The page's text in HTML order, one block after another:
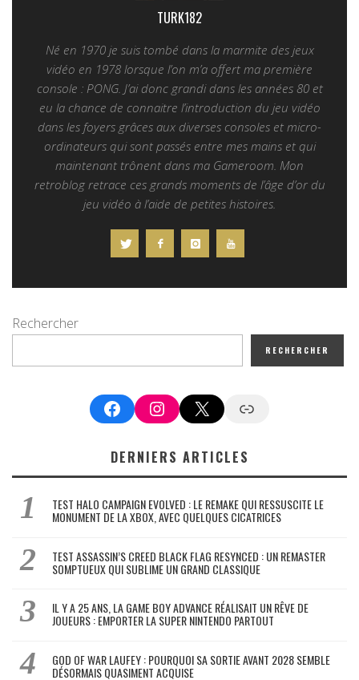
TURK182
Né en 1970 je suis tombé dans la marmite des jeux
vidéo en 1978 lorsque l’on m’a offert ma première
console : PONG. J’ai donc grandi dans les années 80 et
eu la chance de connaitre l’introduction du jeu vidéo
dans les foyers grâces aux diverses consoles et micro-
ordinateurs qui sont passés entre mes mains et qui
maintenant trônent dans ma Gameroom. Mon
retroblog retrace ces grands moments de l’âge d’or du
jeu vidéo à l’aide de petites histoires.
Rechercher
RECHERCHER
FacebookInstagram
X Google News
DERNIERS ARTICLES
TEST HALO CAMPAIGN EVOLVED : LE REMAKE QUI RESSUSCITE LE
MONUMENT DE LA XBOX, AVEC QUELQUES CICATRICES
TEST ASSASSIN’S CREED BLACK FLAG RESYNCED : UN REMASTER
SOMPTUEUX QUI SUBLIME UN GRAND CLASSIQUE
IL Y A 25 ANS, LA GAME BOY ADVANCE RÉALISAIT UN RÊVE DE
JOUEURS : EMPORTER LA SUPER NINTENDO PARTOUT
GOD OF WAR LAUFEY : POURQUOI SA SORTIE AVANT 2028 SEMBLE
DÉSORMAIS QUASIMENT ACQUISE